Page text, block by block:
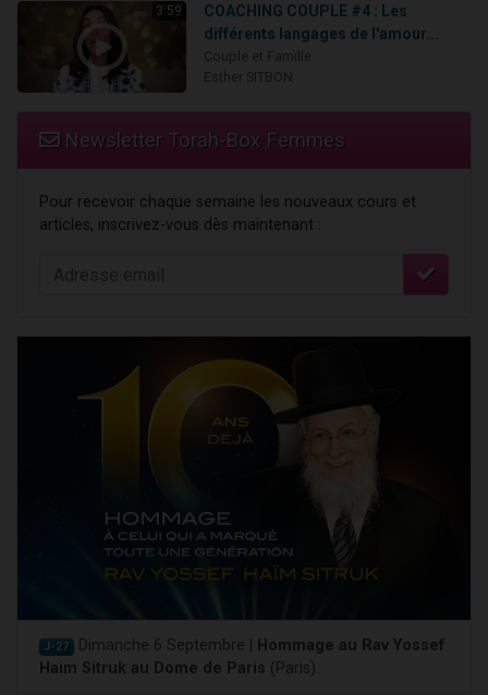
3:59
COACHING COUPLE #4 : Les
différents langages de l'amour...
Newsletter Torah-Box Femmes
Pour recevoir chaque semaine les nouveaux cours et
articles, inscrivez-vous dès maintenant :
J-27 Dimanche 6 Septembre |
Hommage au Rav Yossef
Haim Sitruk au Dome de Paris (Paris)